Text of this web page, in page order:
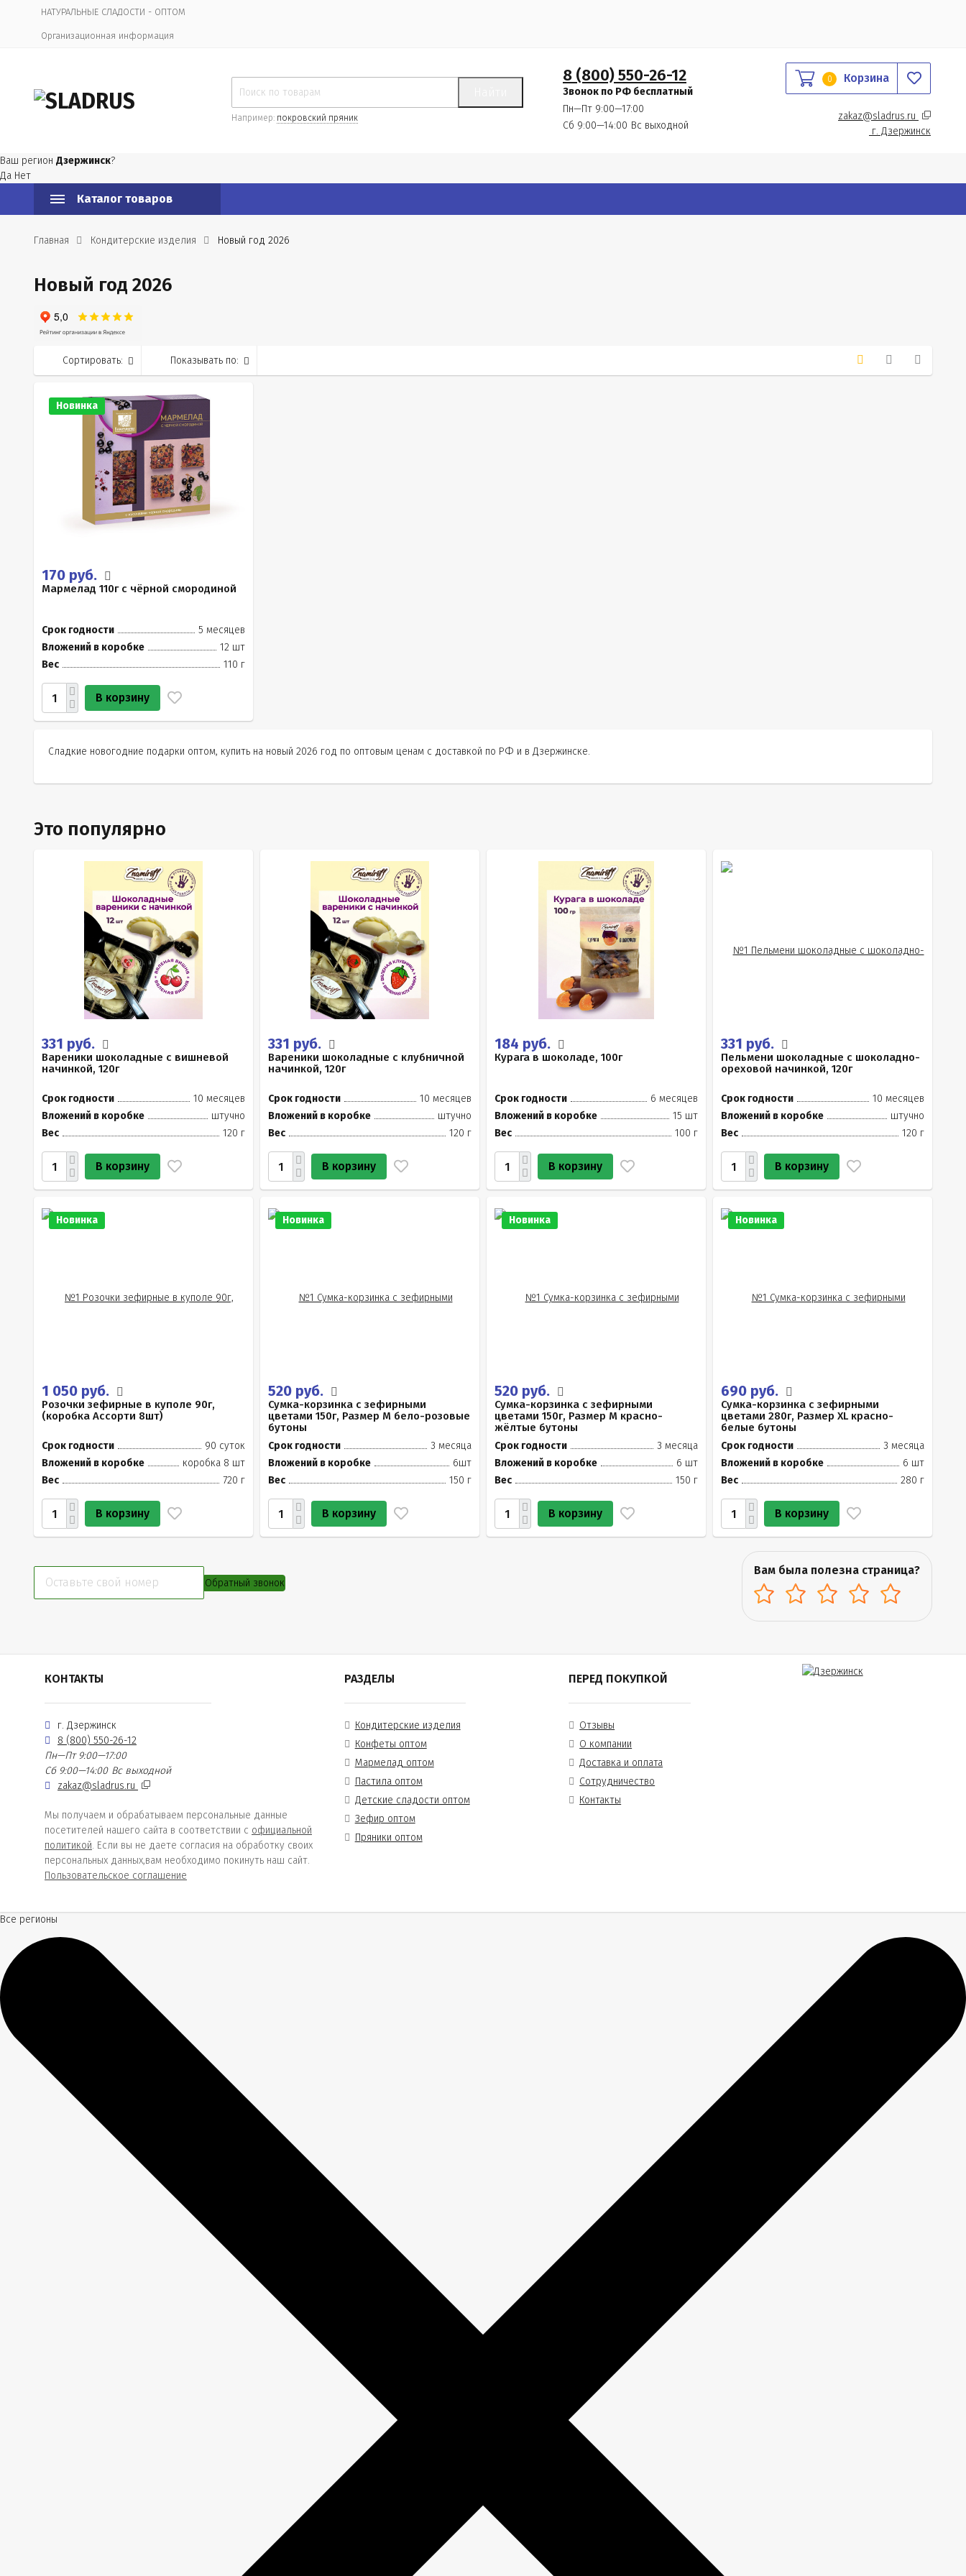
НАТУРАЛЬНЫЕ СЛАДОСТИ - ОПТОМ
Организационная информация
Например: покровский пряник
8 (800) 550-26-12
Звонок по РФ бесплатный
Пн—Пт 9:00—17:00
Сб 9:00—14:00 Вс выходной
0 Корзина
zakaz@sladrus.ru
г. Дзержинск
Ваш регион Дзержинск?
Да Нет
Каталог товаров
Главная Кондитерские изделия Новый год 2026
Новый год 2026
Сортировать: Показывать по:
Новинка
170 руб.
Мармелад 110г с чёрной смородиной
Срок годности
5 месяцев
Вложений в коробке
12 шт
Вес
110 г
В корзину
Сладкие новогодние подарки оптом, купить на новый 2026 год по оптовым ценам с доставкой по РФ и в Дзержинске.
Это популярно
331 руб.
Вареники шоколадные с вишневой
начинкой, 120г
Срок годности
10 месяцев
Вложений в коробке
штучно
Вес
120 г
В корзину
331 руб.
Вареники шоколадные с клубничной
начинкой, 120г
Срок годности
10 месяцев
Вложений в коробке
штучно
Вес
120 г
В корзину
184 руб.
Курага в шоколаде, 100г
Срок годности
6 месяцев
Вложений в коробке
15 шт
Вес
100 г
В корзину
331 руб.
Пельмени шоколадные с шоколадно-
ореховой начинкой, 120г
Срок годности
10 месяцев
Вложений в коробке
штучно
Вес
120 г
В корзину
Новинка
1 050 руб.
Розочки зефирные в куполе 90г,
(коробка Ассорти 8шт)
Срок годности
90 суток
Вложений в коробке
коробка 8 шт
Вес
720 г
В корзину
Новинка
520 руб.
Сумка-корзинка с зефирными
цветами 150г, Размер М бело-розовые
бутоны
Срок годности
3 месяца
Вложений в коробке
6шт
Вес
150 г
В корзину
Новинка
520 руб.
Сумка-корзинка с зефирными
цветами 150г, Размер М красно-
жёлтые бутоны
Срок годности
3 месяца
Вложений в коробке
6 шт
Вес
150 г
В корзину
Новинка
690 руб.
Сумка-корзинка с зефирными
цветами 280г, Размер XL красно-
белые бутоны
Срок годности
3 месяца
Вложений в коробке
6 шт
Вес
280 г
В корзину
Обратный звонок
Вам была полезна страница?
КОНТАКТЫ
г. Дзержинск
8 (800) 550-26-12
Пн—Пт 9:00—17:00
Сб 9:00—14:00 Вс выходной
zakaz@sladrus.ru
Мы получаем и обрабатываем персональные данные
посетителей нашего сайта в соответствии с официальной
политикой. Если вы не даете согласия на обработку своих
персональных данных,вам необходимо покинуть наш сайт.
Пользовательское соглашение
РАЗДЕЛЫ
Кондитерские изделия
Конфеты оптом
Мармелад оптом
Пастила оптом
Детские сладости оптом
Зефир оптом
Пряники оптом
ПЕРЕД ПОКУПКОЙ
Отзывы
О компании
Доставка и оплата
Сотрудничество
Контакты
Все регионы